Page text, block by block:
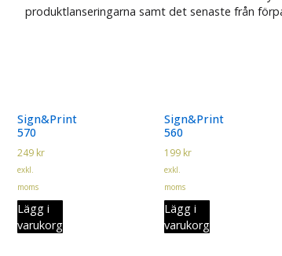
produktlanseringarna samt det senaste från
Sign&Print
570
249 kr
exkl.
moms
Lägg i
varukorg
Sign&Print
560
199 kr
exkl.
moms
Lägg i
varukorg